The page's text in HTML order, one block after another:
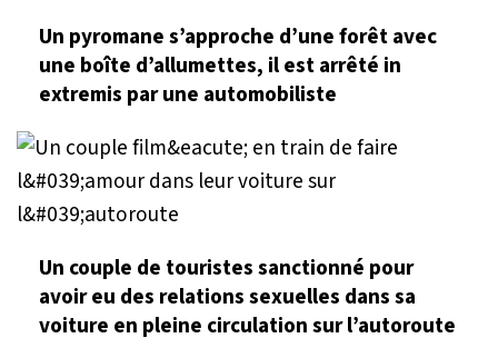
Un pyromane s’approche d’une forêt avec
une boîte d’allumettes, il est arrêté in
extremis par une automobiliste
Un couple de touristes sanctionné pour
avoir eu des relations sexuelles dans sa
voiture en pleine circulation sur l’autoroute